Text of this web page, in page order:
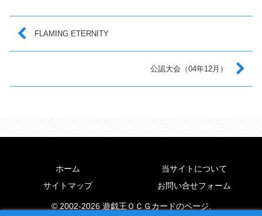
FLAMING ETERNITY
公認大会（04年12月）
ホーム
当サイトについて
サイトマップ
お問い合せフォーム
© 2002-2026 遊戯王ＯＣＧカードのページ.